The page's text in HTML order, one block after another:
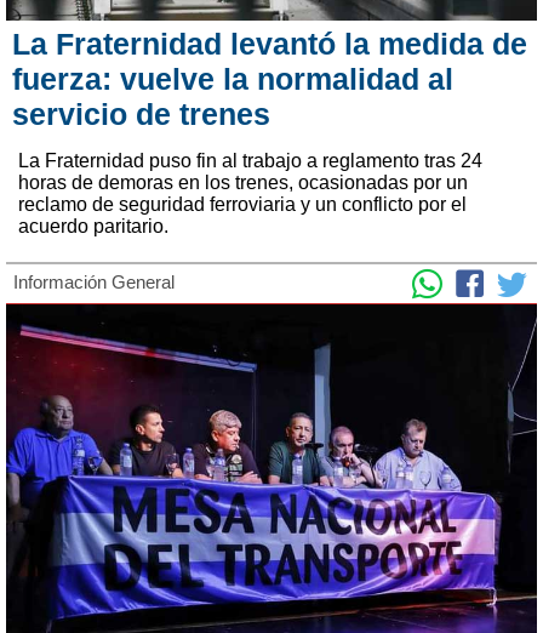
La Fraternidad levantó la medida de
fuerza: vuelve la normalidad al
servicio de trenes
La Fraternidad puso fin al trabajo a reglamento tras 24
horas de demoras en los trenes, ocasionadas por un
reclamo de seguridad ferroviaria y un conflicto por el
acuerdo paritario.
Información General